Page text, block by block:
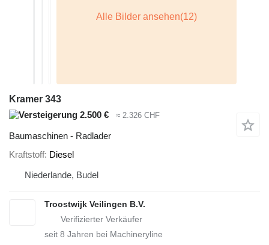
Kramer 343
2.500 €
≈ 2.326 CHF
Baumaschinen - Radlader
Kraftstoff Diesel
Niederlande, Budel
Troostwijk Veilingen B.V.
seit 8 Jahren bei Machineryline